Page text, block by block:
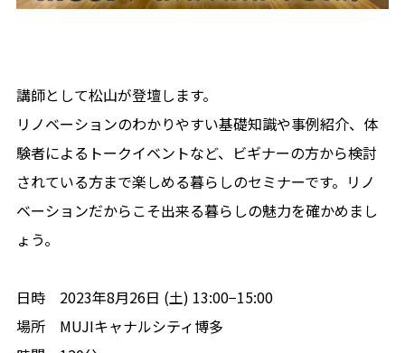
講師として松山が登壇します。
リノベーションのわかりやすい基礎知識や事例紹介、体
験者によるトークイベントなど、ビギナーの方から検討
されている方まで楽しめる暮らしのセミナーです。リノ
ベーションだからこそ出来る暮らしの魅力を確かめまし
ょう。
日時 2023年8月26日 (土) 13:00−15:00
場所 MUJIキャナルシティ博多